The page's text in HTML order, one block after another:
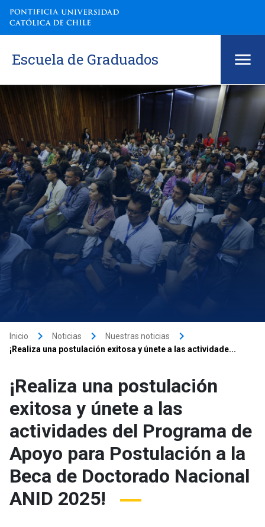
Escuela de Graduados
Inicio keyboard_arrow_right Noticias keyboard_arrow_right Nuestras noticias keyboard_arrow_right
¡Realiza una postulación exitosa y únete a las actividade...
¡Realiza una postulación
exitosa y únete a las
actividades del Programa de
Apoyo para Postulación a la
Beca de Doctorado Nacional
ANID 2025!